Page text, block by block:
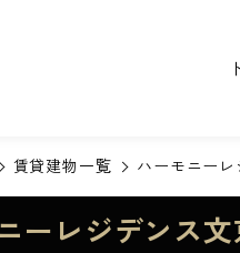
賃貸建物一覧 ハーモニー
ーレジデンス文